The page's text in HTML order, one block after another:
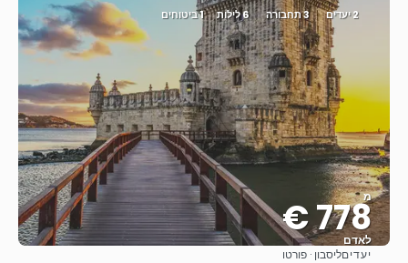
2 יעדים 3 תחבורה 6 לילות 1 ביטוחים
מ
778 €
לאדם
יעדיםליסבון · פורטו